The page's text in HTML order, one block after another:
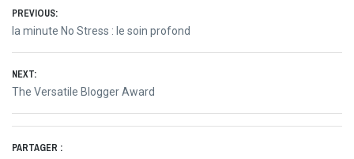
Navigation
de
l’article
PREVIOUS:
Previous
la minute No Stress : le soin profond
NEXT:
Next
The Versatile Blogger Award
PARTAGER :